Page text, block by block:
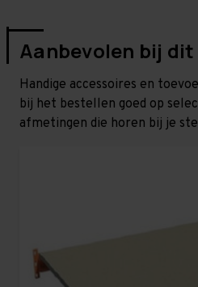
Aanbevolen bij
Handige accessoires en
bij het bestellen goed op
afmetingen die horen bij je